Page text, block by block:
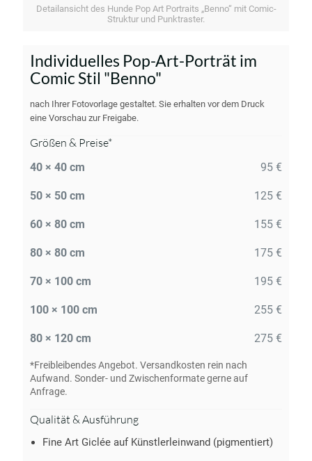
Detailansicht des Hunde Pop Art Portraits „Benno“ mit Comic-
Struktur und Punktraster.
Individuelles Pop-Art-Porträt im
Comic Stil "Benno"
nach Ihrer Fotovorlage gestaltet. Sie erhalten vor dem Druck
eine Vorschau zur Freigabe.
Größen & Preise*
40 × 40 cm 95 €
50 × 50 cm 125 €
60 × 80 cm 155 €
80 × 80 cm 175 €
70 × 100 cm 195 €
100 × 100 cm 255 €
80 × 120 cm 275 €
*Freibleibendes Angebot. Versandkosten rein nach
Aufwand. Sonder- und Zwischenformate gerne auf
Anfrage.
Qualität & Ausführung
Fine Art Giclée auf Künstlerleinwand (pigmentiert)